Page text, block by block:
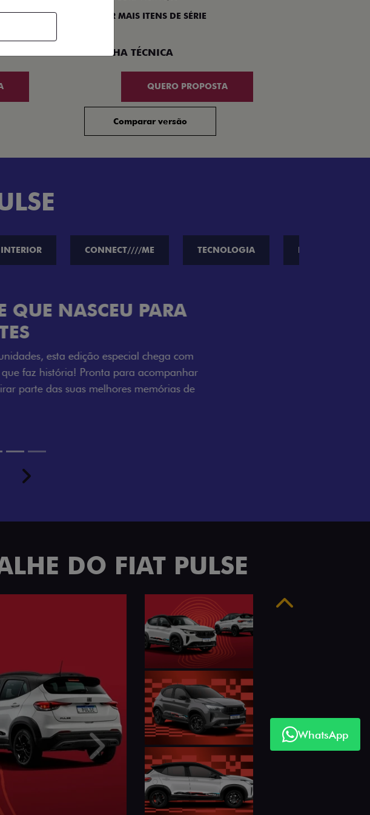
+ VER MAIS ITENS DE SÉRIE
FICHA TÉCNICA
QUERO PROPOSTA
Comparar versão
INTERIOR CONNECT////ME TECNOLOGIA PERFORMANCE
COM ENERGIA LOLLABR
no que compõe a identidade exclusiva do festival: série
adesivo lateral LollaBR e a soleira temática que reforçam
enquanto os detalhes escurecidos, o teto bicolor e as
de liga-leve aro 16” em preto brilhante completam o visual
mais estilo.
Next
DO FIAT PULSE
Próximo
Anterior
WhatsApp